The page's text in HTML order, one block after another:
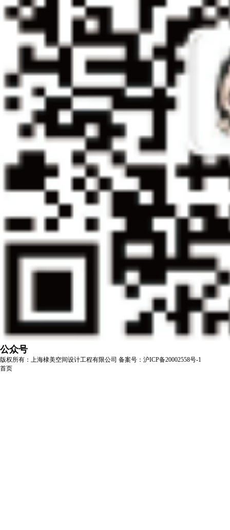
公众号
版权所有：上海棣美空间设计工程有限公司 备案号：沪ICP备20002558号-1
首页